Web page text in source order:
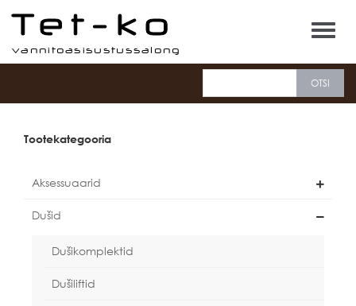
Tet-ko
Tootekategooria
Aksessuaarid
Dušid
Dušikomplektid
Dušiliftid